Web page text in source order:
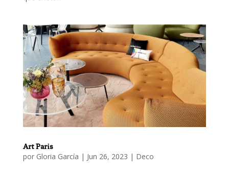
Art Paris
por Gloria García | Jun 26, 2023 | Deco